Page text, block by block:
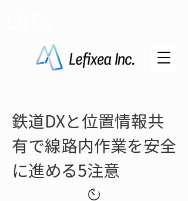
鉄道DXと位置情報共
有で線路内作業を安全
に進める5注意